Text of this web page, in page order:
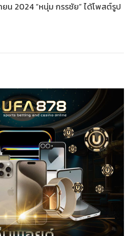
น 2024 “หนุ่ม กรรชัย” ได้โพสต์รูป